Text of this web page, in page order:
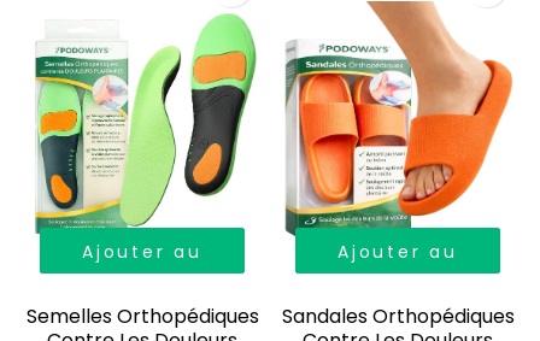
Ajouter au
Semelles Orthopédiques
Ajouter au
Sandales Orthopédiques